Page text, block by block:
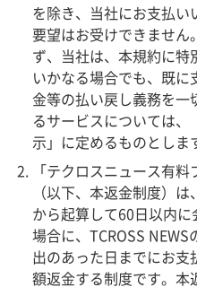
を除き、当社にお支払い
要望はお受けできません
ず、当社は、本規約に特
いかなる場合でも、既に
金等の払い戻し義務を一
るサービスについては、
示」に定めるものとしま
「テクロスニュース有料
（以下、本返金制度）
から起算して60日以内
場合に、TCROSS
出のあった日までにお支
額返金する制度です。本